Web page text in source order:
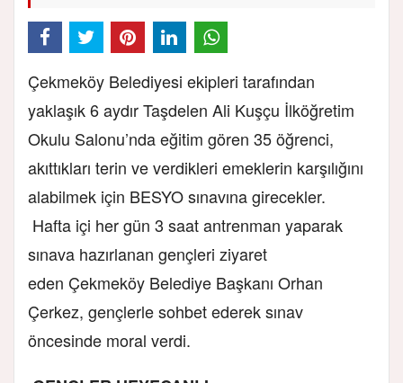
Çekmeköy Belediyesi ekipleri tarafından
yaklaşık 6 aydır Taşdelen Ali Kuşçu İlköğretim
Okulu Salonu’nda eğitim gören 35 öğrenci,
akıttıkları terin ve verdikleri emeklerin karşılığını
alabilmek için BESYO sınavına girecekler.
Hafta içi her gün 3 saat antrenman yaparak
sınava hazırlanan gençleri ziyaret
eden Çekmeköy Belediye Başkanı Orhan
Çerkez, gençlerle sohbet ederek sınav
öncesinde moral verdi.